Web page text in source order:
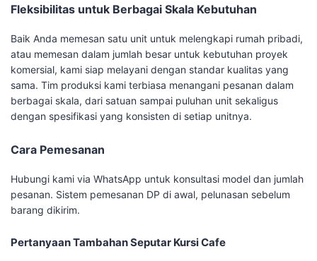
Fleksibilitas untuk Berbagai Skala Kebutuhan
Baik Anda memesan satu unit untuk melengkapi rumah pribadi,
atau memesan dalam jumlah besar untuk kebutuhan proyek
komersial, kami siap melayani dengan standar kualitas yang
sama. Tim produksi kami terbiasa menangani pesanan dalam
berbagai skala, dari satuan sampai puluhan unit sekaligus
dengan spesifikasi yang konsisten di setiap unitnya.
Cara Pemesanan
Hubungi kami via WhatsApp untuk konsultasi model dan jumlah
pesanan. Sistem pemesanan DP di awal, pelunasan sebelum
barang dikirim.
Pertanyaan Tambahan Seputar Kursi Cafe